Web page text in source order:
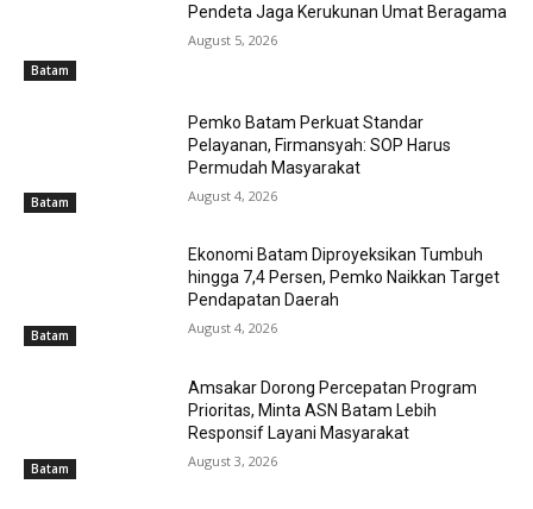
Batam
Pendeta Jaga Kerukunan Umat Beragama
August 5, 2026
Batam
Pemko Batam Perkuat Standar
Pelayanan, Firmansyah: SOP Harus
Permudah Masyarakat
August 4, 2026
Batam
Ekonomi Batam Diproyeksikan Tumbuh
hingga 7,4 Persen, Pemko Naikkan Target
Pendapatan Daerah
August 4, 2026
Batam
Amsakar Dorong Percepatan Program
Prioritas, Minta ASN Batam Lebih
Responsif Layani Masyarakat
August 3, 2026